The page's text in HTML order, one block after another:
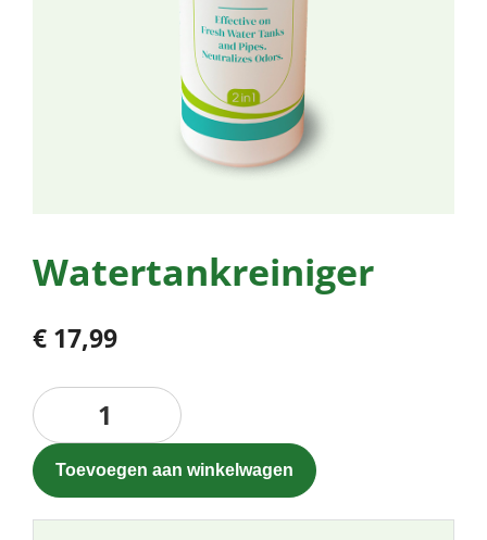
Watertankreiniger
€ 17,99
Watertankreiniger
aantal
Toevoegen aan winkelwagen